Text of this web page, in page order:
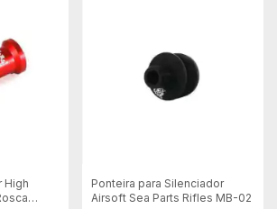
High
Ponteira para Silenciador
Airsoft Sea Parts Rifles MB-02